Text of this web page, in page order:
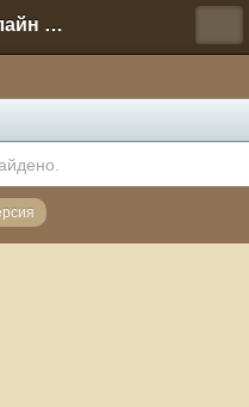
Форум онлайн игры "Новая Эра" (Нюра Биз)